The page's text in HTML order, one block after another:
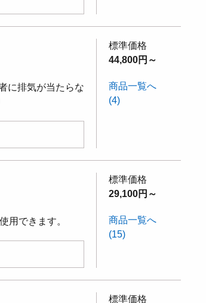
に排気が当たらな
標準価格
44,800円～
商品一覧へ
(4)
用できます。
標準価格
29,100円～
商品一覧へ
(15)
標準価格